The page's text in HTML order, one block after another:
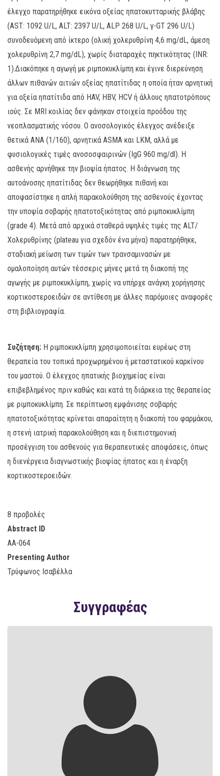
έλεγχο παρατηρήθηκε εικόνα οξείας ηπατοκυτταρικής βλάβης
(AST: 1092 U/L, ALT: 2397 U/L, ALP 268 U/L, γ-GT 296 U/L)
συνοδευόμενη από ίκτερο (ολική χολερυθρίνη 4,6 mg/dL, άμεση
χολερυθρίνη 2,7 mg/dL), χωρίς διαταραχές πηκτικότητας (INR:
1).Διακόπηκε η αγωγή με ριμποκυκλίμπη και έγινε διερεύνηση
άλλων πιθανών αιτιών οξείας ηπατίτιδας η οποία ήταν αρνητική
για οξεία ηπατίτιδα από HAV, HBV, HCV ή άλλους ηπατοτρόπους
ιούς. Σε MRI κοιλίας δεν φάνηκαν στοιχεία προόδου της
νεοπλασματικής νόσου. Ο ανοσολογικός έλεγχος ανέδειξε
θετικά ΑΝΑ (1/160), αρνητικά ASMA και LKM, αλλά με
φυσιολογικές τιμές ανοσοσφαιρινών (IgG 960 mg/dl). Η
ασθενής αρνήθηκε την βιοψία ήπατος. Η διάγνωση της
αυτοάνοσης ηπατίτιδας δεν θεωρήθηκε πιθανή και
αποφασίστηκε η απλή παρακολούθηση της ασθενούς έχοντας
την υποψία σοβαρής ηπατοτοξικότητας από ριμποκυκλίμπη
(grade 4). Μετά από αρχικά σταθερά υψηλές τιμές της ALT/
Χολερυθρίνης (plateau για σχεδόν ένα μήνα) παρατηρήθηκε,
σταδιακή μείωση των τιμών των τρανσαμινασών με
ομαλοποίηση αυτών τέσσερις μήνες μετά τη διακοπή της
αγωγής με ριμποκυκλίμπη, χωρίς να υπήρχε ανάγκη χορήγησης
κορτικοστεροειδών σε αντίθεση με άλλες παρόμοιες αναφορές
στη βιβλιογραφία.
Συζήτηση: Η ριμποκυκλίμπη χρησιμοποιείται ευρέως στη
θεραπεία του τοπικά προχωρημένου ή μεταστατικού καρκίνου
του μαστού. Ο έλεγχος ηπατικής βιοχημείας είναι
επιβεβλημένος πριν καθώς και κατά τη διάρκεια της θεραπείας
με ριμποκυκλίμπη. Σε περίπτωση εμφάνισης σοβαρής
ηπατοτοξικότητας κρίνεται απαραίτητη η διακοπή του φαρμάκου,
η στενή ιατρική παρακολούθηση και η διεπιστημονική
προσέγγιση του ασθενούς για θεραπευτικές αποφάσεις, όπως
η διενέργεια διαγνωστικής βιοψίας ήπατος και η έναρξη
κορτικοστεροειδών.
8 προβολές
Abstract ID
AA-064
Presenting Author
Τρύφωνος Ισαβέλλα
Συγγραφέας